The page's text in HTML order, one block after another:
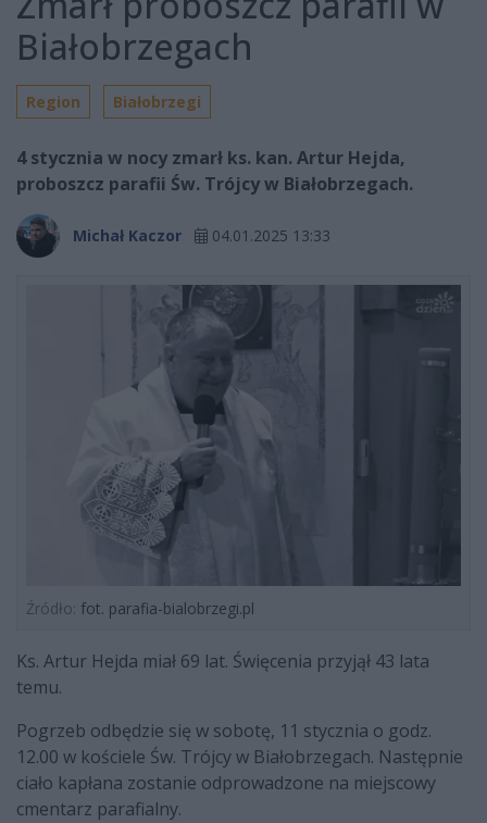
Białobrzegach
Region Białobrzegi
4 stycznia w nocy zmarł ks. kan. Artur Hejda,
proboszcz parafii Św. Trójcy w Białobrzegach.
Michał Kaczor 04.01.2025 13:33
Źródło: fot. parafia-bialobrzegi.pl
Ks. Artur Hejda miał 69 lat. Święcenia przyjął 43 lata
temu.
Pogrzeb odbędzie się w sobotę, 11 stycznia o godz.
12.00 w kościele Św. Trójcy w Białobrzegach. Następnie
ciało kapłana zostanie odprowadzone na miejscowy
cmentarz parafialny.